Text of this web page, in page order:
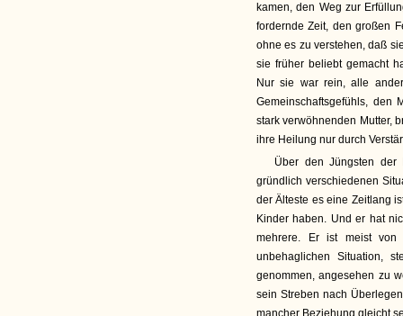
kamen, den Weg zur
fordernde Zeit, den großen
ohne es zu verstehen, daß
sie früher beliebt gemacht
Nur sie war rein, alle
Gemeinschaftsgefühls,
stark verwöhnenden Mutter,
ihre Heilung nur durch
Über den Jüngsten
gründlich verschiedenen
der Älteste es eine Zeitlang
Kinder haben. Und er hat
mehrere. Er ist meist
unbehaglichen Situation,
genommen, angesehen zu
sein Streben nach
mancher Beziehung gleicht